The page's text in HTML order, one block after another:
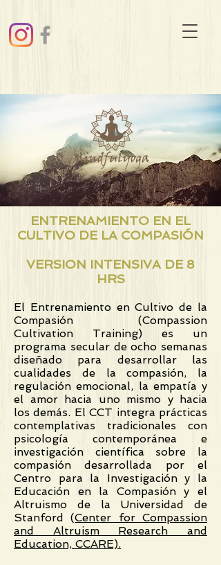
ENTRENAMIENTO EN EL
CULTIVO DE LA COMPASIÓN
VERSION INTENSIVA DE 8
HRS
El Entrenamiento en Cultivo de la
Compasión (Compassion
Cultivation Training) es un
programa secular de ocho semanas
diseñado para desarrollar las
cualidades de la compasión, la
regulación emocional, la empatía y
el amor hacia uno mismo y hacia
los demás. El CCT integra prácticas
contemplativas tradicionales con
psicología contemporánea e
investigación científica sobre la
compasión desarrollada por el
Centro para la Investigación y la
Educación en la Compasión y el
Altruismo de la Universidad de
Stanford (Center for Compassion
and Altruism Research and
Education, CCARE).